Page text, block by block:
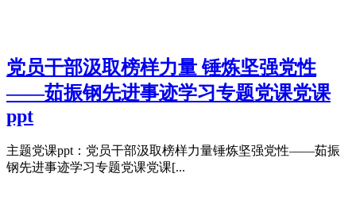
党员干部汲取榜样力量 锤炼坚强党性
——茹振钢先进事迹学习专题党课党课
ppt
主题党课ppt：党员干部汲取榜样力量锤炼坚强党性——茹振
钢先进事迹学习专题党课党课[...